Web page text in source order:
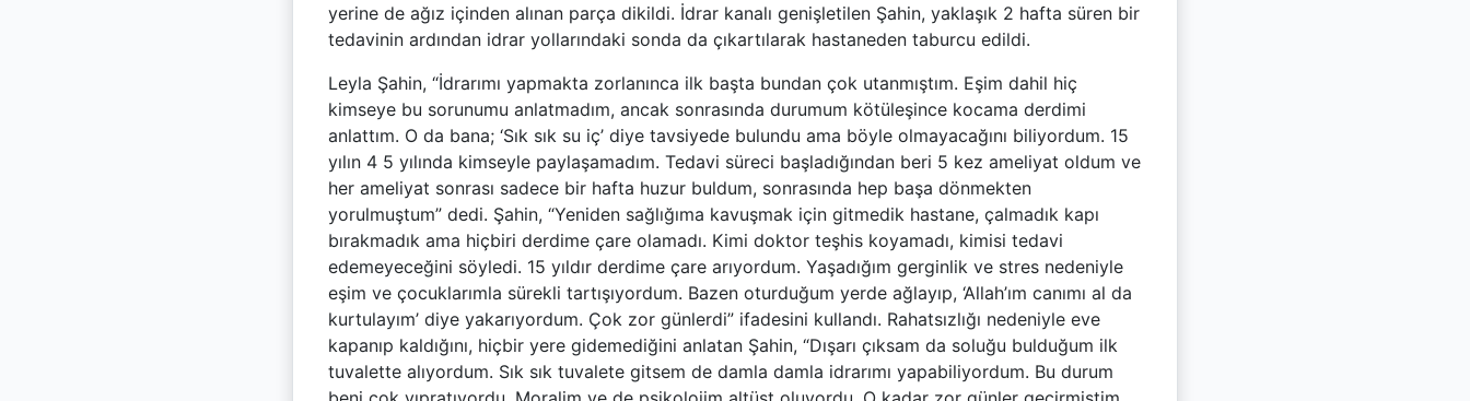
yerine de ağız içinden alınan parça dikildi. İdrar kanalı genişletilen Şahin, yaklaşık 2 hafta süren bir
tedavinin ardından idrar yollarındaki sonda da çıkartılarak hastaneden taburcu edildi.
Leyla Şahin, “İdrarımı yapmakta zorlanınca ilk başta bundan çok utanmıştım. Eşim dahil hiç
kimseye bu sorunumu anlatmadım, ancak sonrasında durumum kötüleşince kocama derdimi
anlattım. O da bana; ‘Sık sık su iç’ diye tavsiyede bulundu ama böyle olmayacağını biliyordum. 15
yılın 4 5 yılında kimseyle paylaşamadım. Tedavi süreci başladığından beri 5 kez ameliyat oldum ve
her ameliyat sonrası sadece bir hafta huzur buldum, sonrasında hep başa dönmekten
yorulmuştum” dedi. Şahin, “Yeniden sağlığıma kavuşmak için gitmedik hastane, çalmadık kapı
bırakmadık ama hiçbiri derdime çare olamadı. Kimi doktor teşhis koyamadı, kimisi tedavi
edemeyeceğini söyledi. 15 yıldır derdime çare arıyordum. Yaşadığım gerginlik ve stres nedeniyle
eşim ve çocuklarımla sürekli tartışıyordum. Bazen oturduğum yerde ağlayıp, ‘Allah’ım canımı al da
kurtulayım’ diye yakarıyordum. Çok zor günlerdi” ifadesini kullandı. Rahatsızlığı nedeniyle eve
kapanıp kaldığını, hiçbir yere gidemediğini anlatan Şahin, “Dışarı çıksam da soluğu bulduğum ilk
tuvalette alıyordum. Sık sık tuvalete gitsem de damla damla idrarımı yapabiliyordum. Bu durum